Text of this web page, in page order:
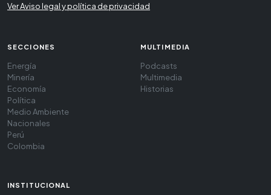
Ver Aviso legal y política de privacidad
SECCIONES
Energía
Minería
Economía
Política
Medio Ambiente
Nacionales
Perú
Colombia
MULTIMEDIA
Podcasts
Multimedia
Historias
INSTITUCIONAL